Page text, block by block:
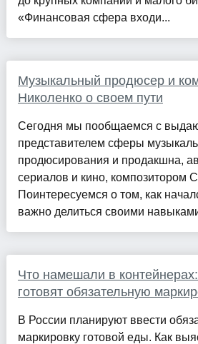
«Финансовая сфера входи...
Музыкальный продюсер и
Николенко о своем пути
Сегодня мы пообщаемся с
представителем сферы
продюсирования и продакшна,
сериалов и кино, композитором
Поинтересуемся о том, как
важно делиться своими
Что намешали в
готовят обязательную
В России планируют ввести
маркировку готовой еды. Как